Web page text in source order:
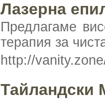
Лазерна
Предлагаме
терапия за
http://
Тайландски